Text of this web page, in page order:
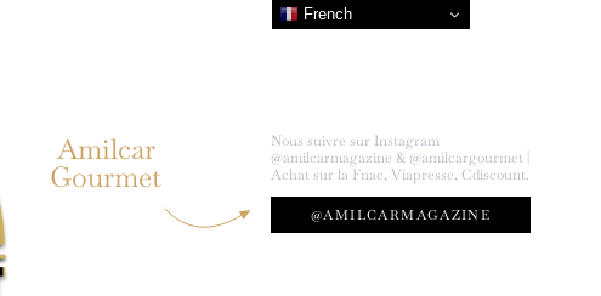
Amilcar
Gourmet
Nous suivre sur Instagram
@amilcarmagazine & @amilcargourmet |
Achat sur la Fnac, Viapresse, Cdiscount.
@AMILCARMAGAZINE
French